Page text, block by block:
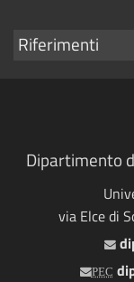
Mostra
Riferimenti
Dipartimento
via Elce di
PEC